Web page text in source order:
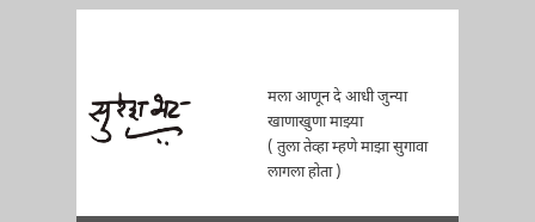
मला आणून दे आधी जुन्या
खाणाखुणा माझ्या
( तुला तेव्हा म्हणे माझा सुगावा
लागला होता )